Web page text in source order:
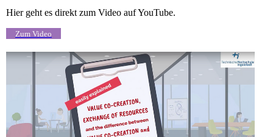
Hier geht es direkt zum Video auf YouTube.
Zum Video